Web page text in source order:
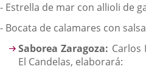
- Estrella de mar con allioli de
- Bocata de calamares con
Saborea Zaragoza: Carlos
El Candelas, elaborará: